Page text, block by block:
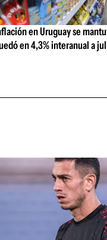
en Uruguay se
en 4,3% interanual a